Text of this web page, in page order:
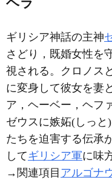
ギリシア神話の主神
さどり，既婚女性を
視される。クロノス
に変身して彼女を妻
ア，ヘーベー，ヘフ
ゼウスに嫉妬(しっと
たちを迫害する伝承
してギリシア軍に味
→関連項目 アルゴナ